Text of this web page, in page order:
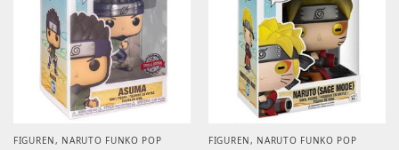
FIGUREN, NARUTO FUNKO POP FIGUREN, NARUTO FUNKO POP